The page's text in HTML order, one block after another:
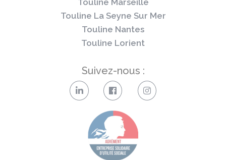
Touline Marseille
Touline La Seyne Sur Mer
Touline Nantes
Touline Lorient
Suivez-nous :